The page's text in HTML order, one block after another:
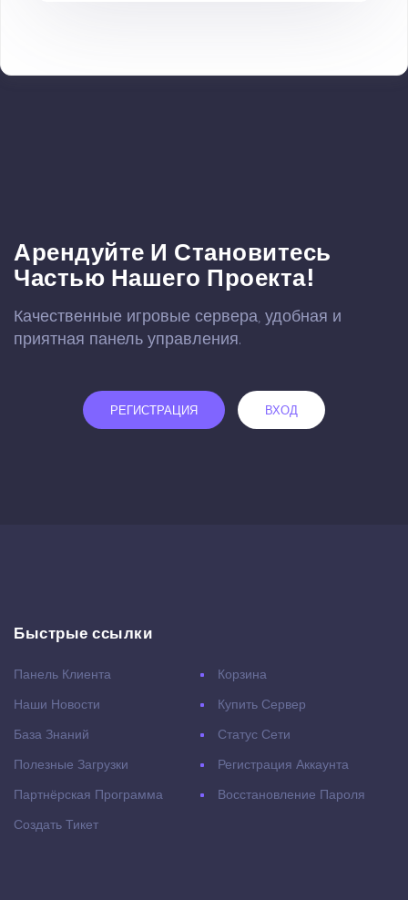
Арендуйте И Становитесь
Частью Нашего Проекта!
Качественные игровые сервера, удобная и
приятная панель управления.
РЕГИСТРАЦИЯ ВХОД
Быстрые ссылки
Панель Клиента
Наши Новости
База Знаний
Полезные Загрузки
Партнёрская Программа
Создать Тикет
Корзина
Купить Сервер
Статус Сети
Регистрация Аккаунта
Восстановление Пароля